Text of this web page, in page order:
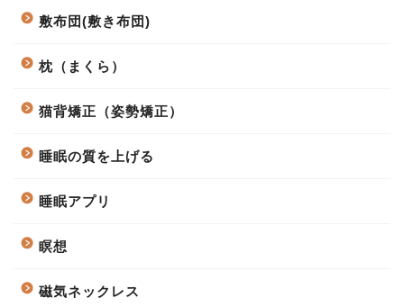
敷布団(敷き布団)
枕（まくら）
猫背矯正（姿勢矯正）
睡眠の質を上げる
睡眠アプリ
瞑想
磁気ネックレス